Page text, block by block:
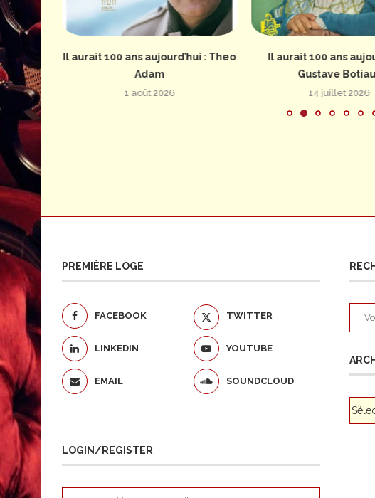
de
Il aurait 100 ans aujourd’hui : Theo
Adam
1 août 2026
Il aurait 100 ans
Gustave
14 juillet 2026
PREMIÈRE LOGE
FACEBOOK TWITTER
LINKEDIN YOUTUBE
EMAIL SOUNDCLOUD
LOGIN/REGISTER